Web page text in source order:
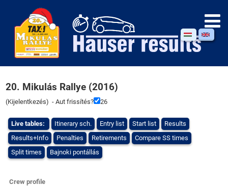
20. Mikulás Rallye (2016)
(Kijelentkezés) - Aut frissítés? 26
Live tables: Itinerary sch. Entry list Start list
Results
Results+Info
Penalties Retirements
Compare SS times
Split times
Bajnoki pontállás
Crew profile